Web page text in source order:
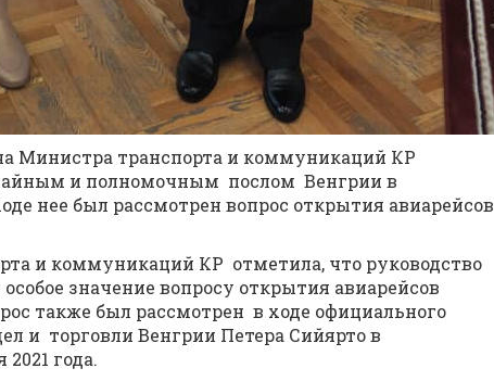
Министра транспорта и коммуникаций КР
и полномочным послом Венгрии в
нее был рассмотрен вопрос открытия авиарейсов
и коммуникаций КР отметила, что руководство
значение вопросу открытия авиарейсов
также был рассмотрен в ходе официального
и торговли Венгрии Петера Сийярто в
года.